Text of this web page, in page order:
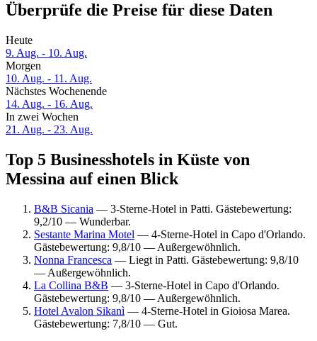
Überprüfe die Preise für diese Daten
Heute
9. Aug. - 10. Aug.
Morgen
10. Aug. - 11. Aug.
Nächstes Wochenende
14. Aug. - 16. Aug.
In zwei Wochen
21. Aug. - 23. Aug.
Top 5 Businesshotels in Küste von
Messina auf einen Blick
B&B Sicania — 3-Sterne-Hotel in Patti. Gästebewertung:
9,2/10 — Wunderbar.
Sestante Marina Motel — 4-Sterne-Hotel in Capo d'Orlando.
Gästebewertung: 9,8/10 — Außergewöhnlich.
Nonna Francesca — Liegt in Patti. Gästebewertung: 9,8/10
— Außergewöhnlich.
La Collina B&B — 3-Sterne-Hotel in Capo d'Orlando.
Gästebewertung: 9,8/10 — Außergewöhnlich.
Hotel Avalon Sikanì — 4-Sterne-Hotel in Gioiosa Marea.
Gästebewertung: 7,8/10 — Gut.